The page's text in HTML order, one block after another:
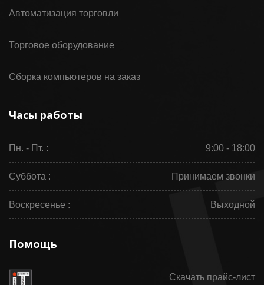
Автоматизация торговли
Торговое оборудование
Сборка компьютеров на заказ
Часы работы
Пн. - Пт. : 9:00 - 18:00
Суббота : Принимаем звонки
Воскресенье : Выходной
Помощь
Скачать прайс-лист